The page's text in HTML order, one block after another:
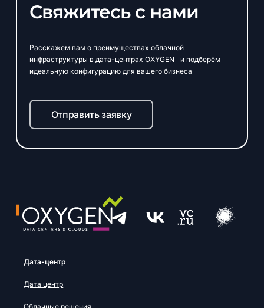
Свяжитесь с нами
Расскажем вам о преимуществах облачной
инфраструктуры в дата-центрах OXYGEN и подберём
идеальную конфигурацию для вашего бизнеса
Отправить заявку
Дата-центр
Дата центр